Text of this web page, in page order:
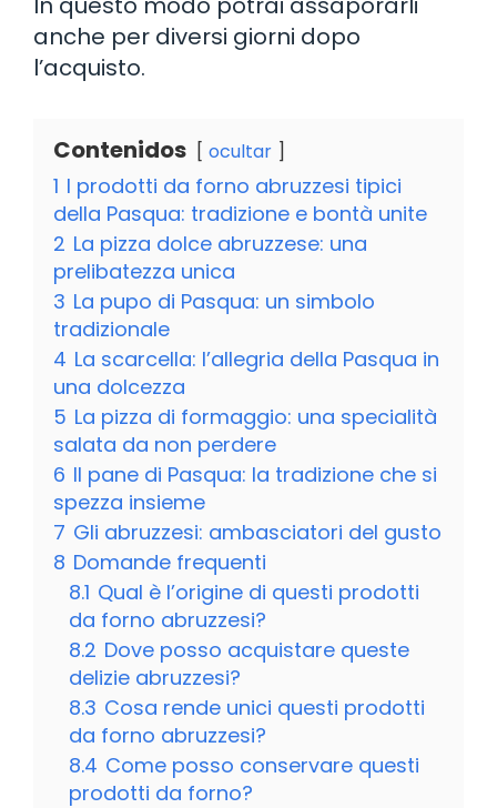
anche per diversi giorni dopo
l’acquisto.
Contenidos ocultar
1 I prodotti da forno abruzzesi tipici
della Pasqua: tradizione e bontà unite
2 La pizza dolce abruzzese: una
prelibatezza unica
3 La pupo di Pasqua: un simbolo
tradizionale
4 La scarcella: l’allegria della Pasqua in
una dolcezza
5 La pizza di formaggio: una specialità
salata da non perdere
6 Il pane di Pasqua: la tradizione che si
spezza insieme
7 Gli abruzzesi: ambasciatori del gusto
8 Domande frequenti
8.1 Qual è l’origine di questi prodotti
da forno abruzzesi?
8.2 Dove posso acquistare queste
delizie abruzzesi?
8.3 Cosa rende unici questi prodotti
da forno abruzzesi?
8.4 Come posso conservare questi
prodotti da forno?